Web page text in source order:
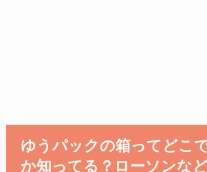
ゆうパックの箱ってどこ
か知ってる？ローソンな